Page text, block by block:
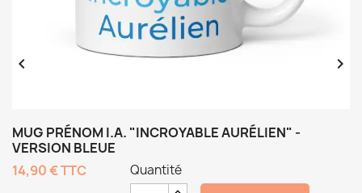
 
MUG PRÉNOM I.A. "INCROYABLE AURÉLIEN" -
VERSION BLEUE
14,90 €TTC Quantité